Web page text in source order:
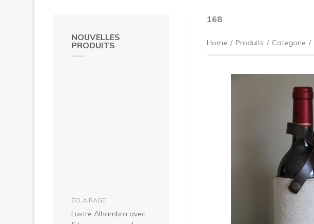
NOUVELLES
PRODUITS
dans le panier
ÉCLAIRAGE
Lustre Alhambra avec
168
Home / Produits / Categorie /
Précédent